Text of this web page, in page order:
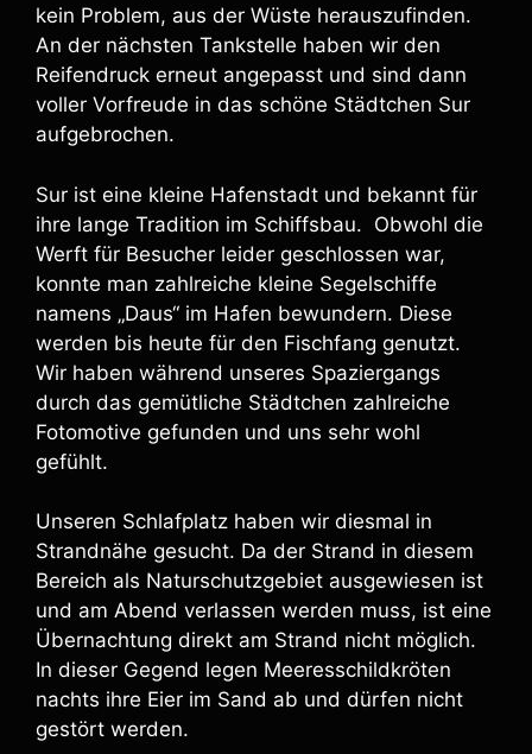
kein Problem, aus der Wüste herauszufinden.
An der nächsten Tankstelle haben wir den
Reifendruck erneut angepasst und sind dann
voller Vorfreude in das schöne Städtchen Sur
aufgebrochen.
Sur ist eine kleine Hafenstadt und bekannt für
ihre lange Tradition im Schiffsbau. Obwohl die
Werft für Besucher leider geschlossen war,
konnte man zahlreiche kleine Segelschiffe
namens „Daus“ im Hafen bewundern. Diese
werden bis heute für den Fischfang genutzt.
Wir haben während unseres Spaziergangs
durch das gemütliche Städtchen zahlreiche
Fotomotive gefunden und uns sehr wohl
gefühlt.
Unseren Schlafplatz haben wir diesmal in
Strandnähe gesucht. Da der Strand in diesem
Bereich als Naturschutzgebiet ausgewiesen ist
und am Abend verlassen werden muss, ist eine
Übernachtung direkt am Strand nicht möglich.
In dieser Gegend legen Meeresschildkröten
nachts ihre Eier im Sand ab und dürfen nicht
gestört werden.